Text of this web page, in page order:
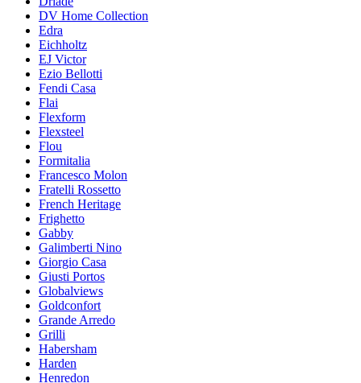
DV Home Collection
Edra
Eichholtz
EJ Victor
Ezio Bellotti
Fendi Casa
Flai
Flexform
Flexsteel
Flou
Formitalia
Francesco Molon
Fratelli Rossetto
French Heritage
Frighetto
Gabby
Galimberti Nino
Giorgio Casa
Giusti Portos
Globalviews
Goldconfort
Grande Arredo
Grilli
Habersham
Harden
Henredon